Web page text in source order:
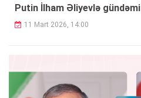
Putin İlham Əliyevlə gündəmi
11 Mart 2026, 14:00